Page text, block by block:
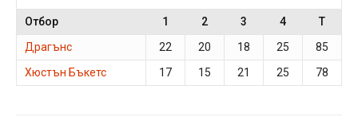
Отбор 1 2 3 4
T
Драгънс
22 20 18 25
85
Хюстън Бъкетс
17 15 21 25 78